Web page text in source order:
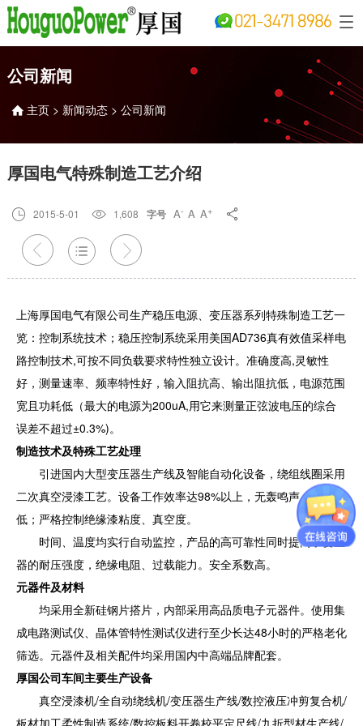
公司新闻
 主页 > 新闻动态 >公司新闻
厚国电气特殊制造工艺介绍
 2015-5-01  1,608 字号 A- A A+ 
  
上海厚国电气有限公司生产稳压电源、变压器系列特殊制造工艺一
览：控制系统技术；稳压控制系统采用美国AD736真有效值采样电
路控制技术,可按不同负载要求特性独立设计。准确度高,灵敏性
好，测量速率、频率特性好，输入阻抗高、输出阻抗低，电源范围
宽且功耗低（最大的电源为200uA,用它来测量正弦波电压的综合
误差不超过±0.3%)。
制造技术及特殊工艺处理
引进国内大型变压器生产线及智能自动化设备，绕组线圈采用
二次真空浸漆工艺。设备工作效率达98%以上，无轰鸣声，热耗
低；严格控制绝缘漆粘度、真空度。
时间、温度均实行自动监控，产品的高可靠性同时提高了变压
器的耐压强度，绝缘电阻、过载能力。安全系数高。
元器件及材料
均采用全新硅钢片搭片，内部采用高品质电子元器件。使用集
成电路测试仪、晶体管特性测试仪进行至少长达48小时的严格老化
筛选。元器件及相关配件均采用国内中高端品牌配套。
厚国公司车间主要生产设备
真空浸漆机/全自动绕线机/变压器生产线/数控液压冲剪复合机/
板材加工柔性制造系统/数控板料开卷校平定尺线/九折型材生产线/